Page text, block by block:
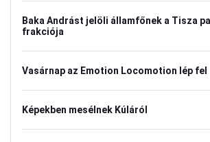
Baka Andrást jelöli államfőnek a Tisza
frakciója
Vasárnap az Emotion Locomotion lép fel
Képekben mesélnek Kúláról